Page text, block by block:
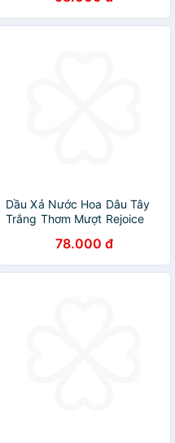
Dầu Xả Nước Hoa Dâu Tây
Trắng Thơm Mượt Rejoice
78.000 đ